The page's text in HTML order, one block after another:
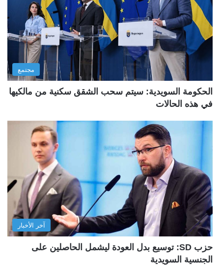
مجتمع
الحكومة السويدية: سيتم سحب الشقق سكنية من مالكيها
في هذه الحالات
آخر الأخبار
حزب SD: توسيع بدل العودة ليشمل الحاصلين على
الجنسية السويدية